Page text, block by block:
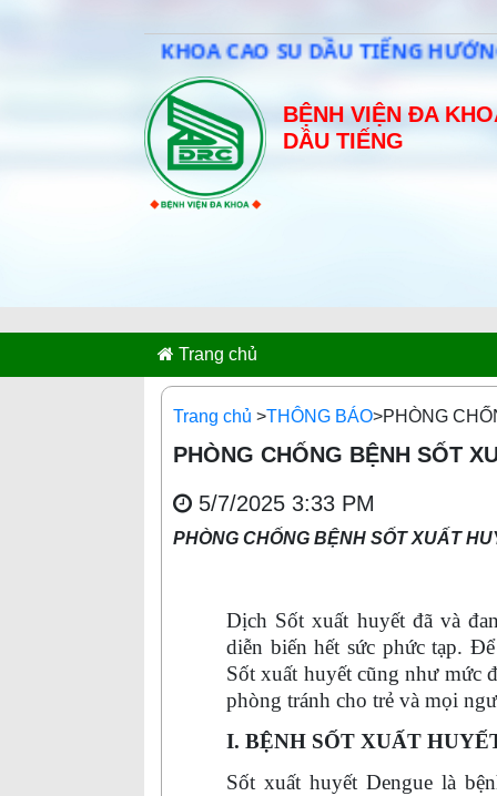
ĐA KHOA CAO SU DẦU TIẾNG HƯỚNG TỚI
BỆNH VIỆN ĐA
DẦU TIẾNG
Trang chủ
Trang chủ >THÔNG BÁO>PHÒNG
PHÒNG CHỐNG BỆNH SỐT
5/7/2025 3:33 PM
PHÒNG CHỐNG BỆNH SỐT XUẤT
Dịch Sốt xuất huyết đã và
diễn biến hết sức phức tạp.
Sốt xuất huyết cũng như mức
phòng tránh cho trẻ và mọi
I. BỆNH SỐT XUẤT
Sốt xuất huyết Dengue là